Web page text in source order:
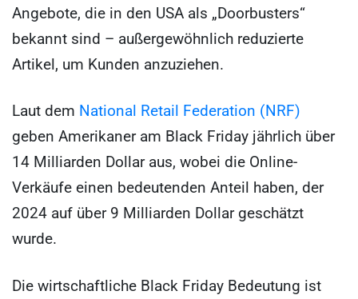
Angebote, die in den USA als „Doorbusters“
bekannt sind – außergewöhnlich reduzierte
Artikel, um Kunden anzuziehen.
Laut dem National Retail Federation (NRF)
geben Amerikaner am Black Friday jährlich über
14 Milliarden Dollar aus, wobei die Online-
Verkäufe einen bedeutenden Anteil haben, der
2024 auf über 9 Milliarden Dollar geschätzt
wurde.
Die wirtschaftliche Black Friday Bedeutung ist